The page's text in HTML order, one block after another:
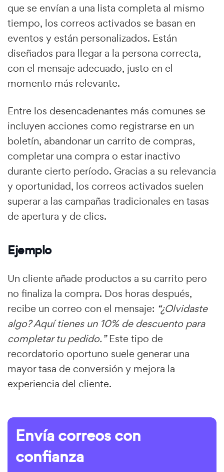
que se envían a una lista completa al mismo
tiempo, los correos activados se basan en
eventos y están personalizados. Están
diseñados para llegar a la persona correcta,
con el mensaje adecuado, justo en el
momento más relevante.
Entre los desencadenantes más comunes se
incluyen acciones como registrarse en un
boletín, abandonar un carrito de compras,
completar una compra o estar inactivo
durante cierto período. Gracias a su relevancia
y oportunidad, los correos activados suelen
superar a las campañas tradicionales en tasas
de apertura y de clics.
Ejemplo
Un cliente añade productos a su carrito pero
no finaliza la compra. Dos horas después,
recibe un correo con el mensaje: “¿Olvidaste
algo? Aquí tienes un 10% de descuento para
completar tu pedido.”Este tipo de
recordatorio oportuno suele generar una
mayor tasa de conversión y mejora la
experiencia del cliente.
Envía correos con
confianza